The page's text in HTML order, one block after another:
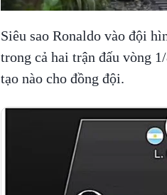
Siêu sao Ronaldo vào đội
trong cả hai trận đấu vòng
tạo nào cho đồng đội.